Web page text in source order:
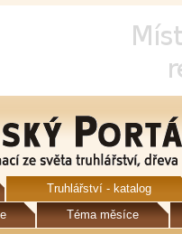
Truhlářství - katalog
Téma měsíce